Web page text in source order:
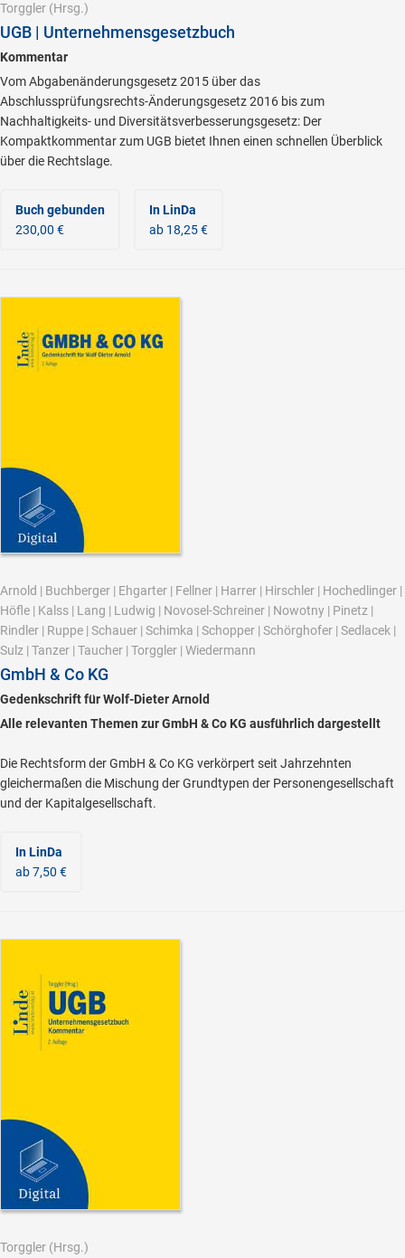
Torggler (Hrsg.)
UGB | Unternehmensgesetzbuch
Kommentar
Vom Abgabenänderungsgesetz 2015 über das
Abschlussprüfungsrechts-Änderungsgesetz 2016 bis zum
Nachhaltigkeits- und Diversitätsverbesserungsgesetz: Der
Kompaktkommentar zum UGB bietet Ihnen einen schnellen Überblick
über die Rechtslage.
Buch gebunden
230,00 €
In LinDa
ab 18,25 €
Arnold | Buchberger | Ehgarter | Fellner | Harrer | Hirschler | Hochedlinger |
Höfle | Kalss | Lang | Ludwig | Novosel-Schreiner | Nowotny | Pinetz |
Rindler | Ruppe | Schauer | Schimka | Schopper | Schörghofer | Sedlacek |
Sulz | Tanzer | Taucher | Torggler | Wiedermann
GmbH & Co KG
Gedenkschrift für Wolf-Dieter Arnold
Alle relevanten Themen zur GmbH & Co KG ausführlich dargestellt
Die Rechtsform der GmbH & Co KG verkörpert seit Jahrzehnten
gleichermaßen die Mischung der Grundtypen der Personengesellschaft
und der Kapitalgesellschaft.
In LinDa
ab 7,50 €
Torggler (Hrsg.)